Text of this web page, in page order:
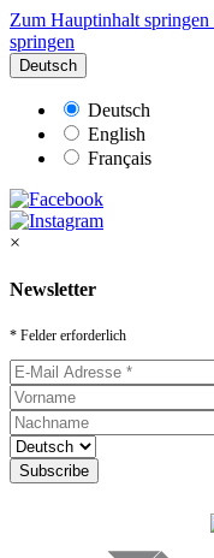
Zum Hauptinhalt springen
springen
Deutsch
Deutsch
English
Français
×
Newsletter
* Felder erforderlich